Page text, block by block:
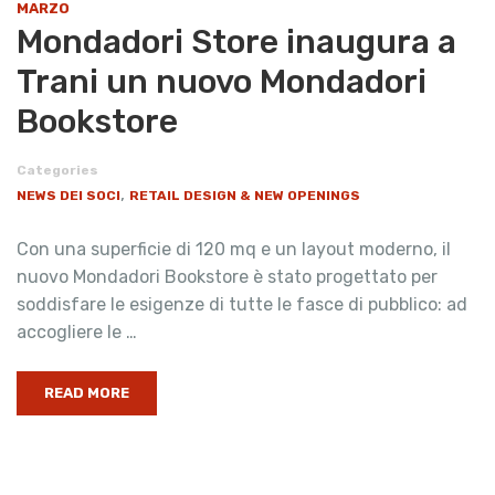
MARZO
Mondadori Store inaugura a
Trani un nuovo Mondadori
Bookstore
Categories
NEWS DEI SOCI, RETAIL DESIGN & NEW OPENINGS
Con una superficie di 120 mq e un layout moderno, il
nuovo Mondadori Bookstore è stato progettato per
soddisfare le esigenze di tutte le fasce di pubblico: ad
accogliere le …
READ MORE